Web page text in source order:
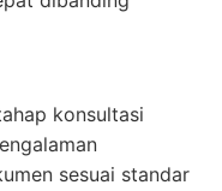
konsultasi
sesuai standar